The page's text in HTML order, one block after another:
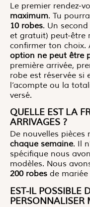
Le premier rendez-
maximum. Tu
10 robes. Un
et gratuit) peut-être
confirmer ton choix.
option ne peut être
première arrivée,
robe est réservée si
l’acompte ou la
versé.
QUELLE EST LA
ARRIVAGES ?
De nouvelles pièces
chaque semaine. Il
spécifique nous
modèles. Nous
200 robes de
EST-IL POSSIBLE
PERSONNALISER